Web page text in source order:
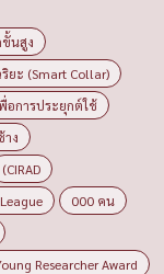
นสูง
ยะ (Smart Collar)
อการประยุกต์ใช้
าง
(CIRAD
000 คน
Researcher Award